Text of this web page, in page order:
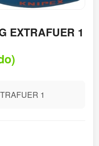
EXTRAFUER 1
1